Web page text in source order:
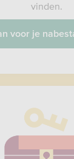
vinden.
voor je